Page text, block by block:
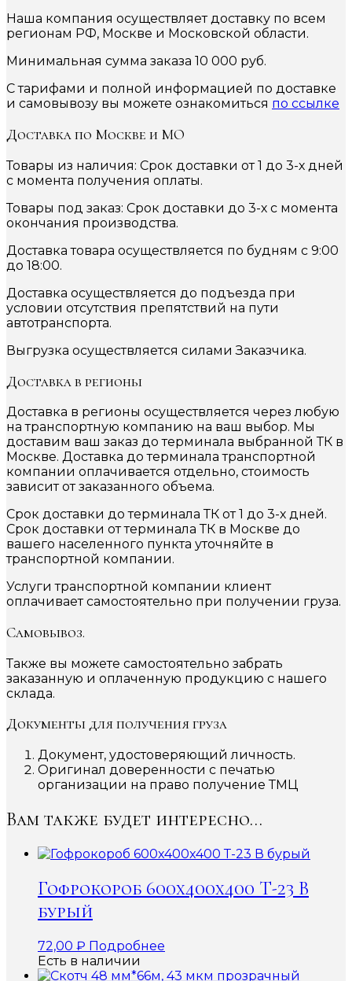
Наша компания осуществляет доставку по всем
регионам РФ, Москве и Московской области.
Минимальная сумма заказа 10 000 руб.
С тарифами и полной информацией по доставке
и самовывозу вы можете ознакомиться по ссылке
Доставка по Москве и МО
Товары из наличия: Срок доставки от 1 до 3-х дней
с момента получения оплаты.
Товары под заказ: Срок доставки до 3-х с момента
окончания производства.
Доставка товара осуществляется по будням с 9:00
до 18:00.
Доставка осуществляется до подъезда при
условии отсутствия препятствий на пути
автотранспорта.
Выгрузка осуществляется силами Заказчика.
Доставка в регионы
Доставка в регионы осуществляется через любую
на транспортную компанию на ваш выбор. Мы
доставим ваш заказ до терминала выбранной ТК в
Москве. Доставка до терминала транспортной
компании оплачивается отдельно, стоимость
зависит от заказанного объема.
Срок доставки до терминала ТК от 1 до 3-х дней.
Срок доставки от терминала ТК в Москве до
вашего населенного пункта уточняйте в
транспортной компании.
Услуги транспортной компании клиент
оплачивает самостоятельно при получении груза.
Самовывоз.
Также вы можете самостоятельно забрать
заказанную и оплаченную продукцию с нашего
склада.
Документы для получения груза
Документ, удостоверяющий личность.
Оригинал доверенности с печатью
организации на право получение ТМЦ
Вам также будет интересно…
Гофрокороб 600x400x400 Т-23 В
бурый
72,00 ₽ Подробнее
Есть в наличии